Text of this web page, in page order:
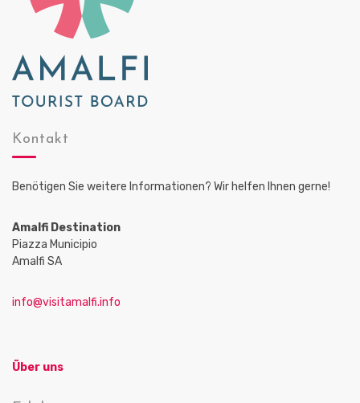
Kontakt
Benötigen Sie weitere Informationen? Wir helfen Ihnen gerne!
Amalfi Destination
Piazza Municipio
Amalfi SA
info@visitamalfi.info
Über uns